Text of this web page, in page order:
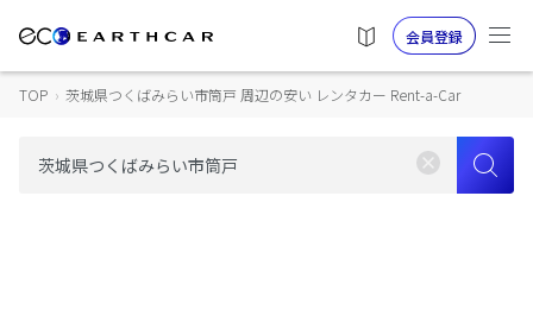
会員登録
TOP › 茨城県つくばみらい市筒戸 周辺の安い レンタカー Rent-a-Car